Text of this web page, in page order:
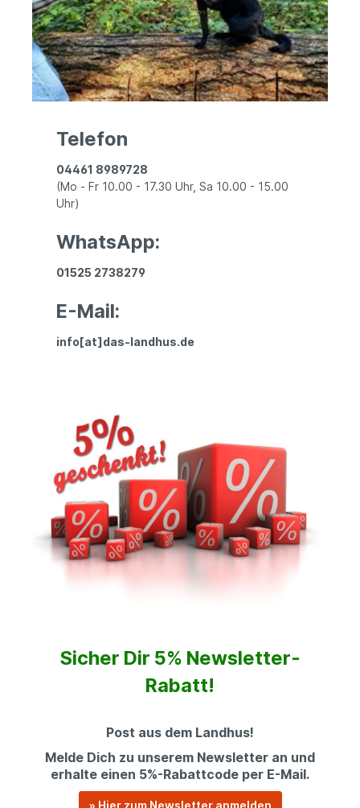
Telefon
04461 8989728
(Mo - Fr 10.00 - 17.30 Uhr, Sa 10.00 - 15.00
Uhr)
WhatsApp:
01525 2738279
E-Mail:
info[at]das-landhus.de
Sicher Dir 5% Newsletter-
Rabatt!
Post aus dem Landhus!
Melde Dich zu unserem Newsletter an und
erhalte einen 5%-Rabattcode per E-Mail.